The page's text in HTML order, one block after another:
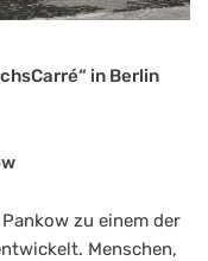
in Berlin
zu einem der
Menschen,